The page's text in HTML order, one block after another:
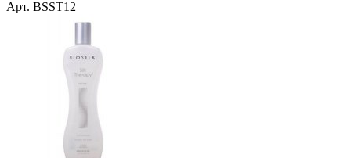
Арт. BSST12